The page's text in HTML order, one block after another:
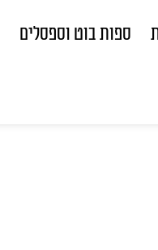
ספות בוט וספסלים